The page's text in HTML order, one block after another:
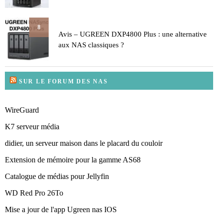
8
Avis – UGREEN DXP4800 Plus : une alternative
aux NAS classiques ?
SUR LE FORUM DES NAS
WireGuard
K7 serveur média
didier, un serveur maison dans le placard du couloir
Extension de mémoire pour la gamme AS68
Catalogue de médias pour Jellyfin
WD Red Pro 26To
Mise a jour de l'app Ugreen nas IOS